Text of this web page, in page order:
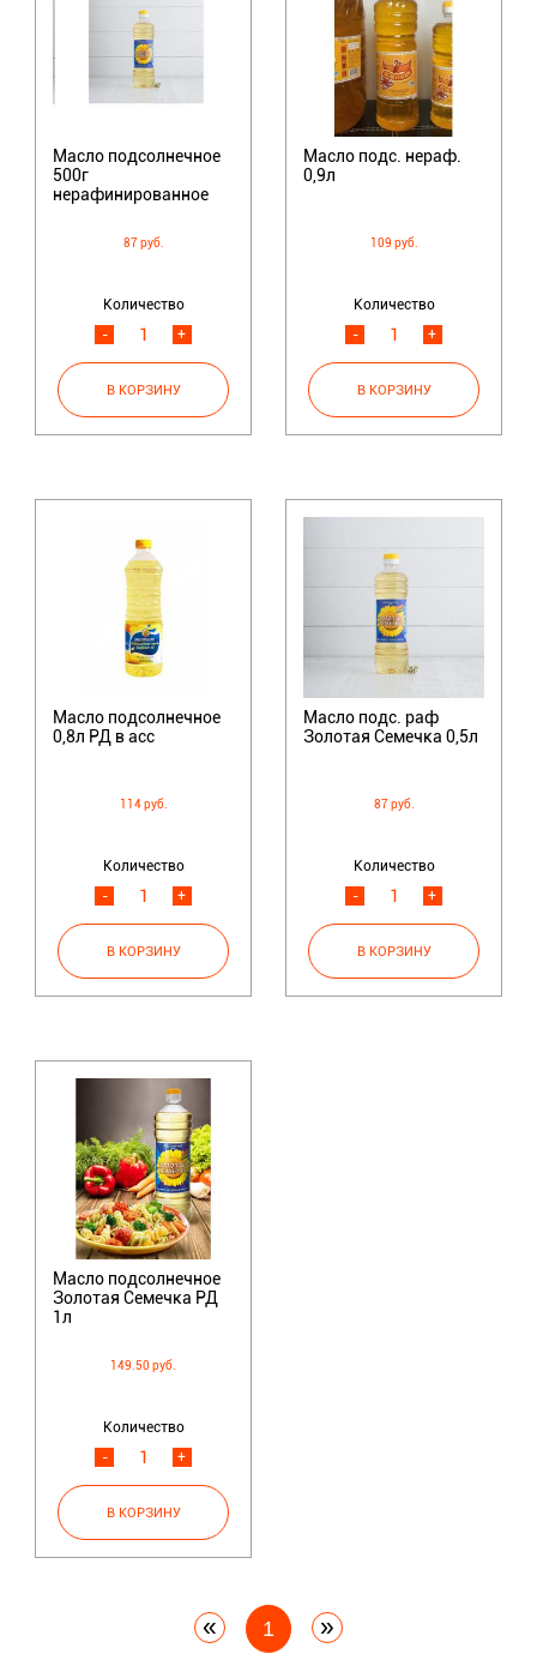
Масло подсолнечное
500г
нерафинированное
87 руб.
Количество
+
-
Масло подс. нераф.
0,9л
109 руб.
Количество
+
-
Масло подсолнечное
0,8л РД в асс
114 руб.
Количество
+
-
Масло подс. раф
Золотая Семечка 0,5л
87 руб.
Количество
+
-
Масло подсолнечное
Золотая Семечка РД
1л
149.50 руб.
Количество
+
-
« 1 »